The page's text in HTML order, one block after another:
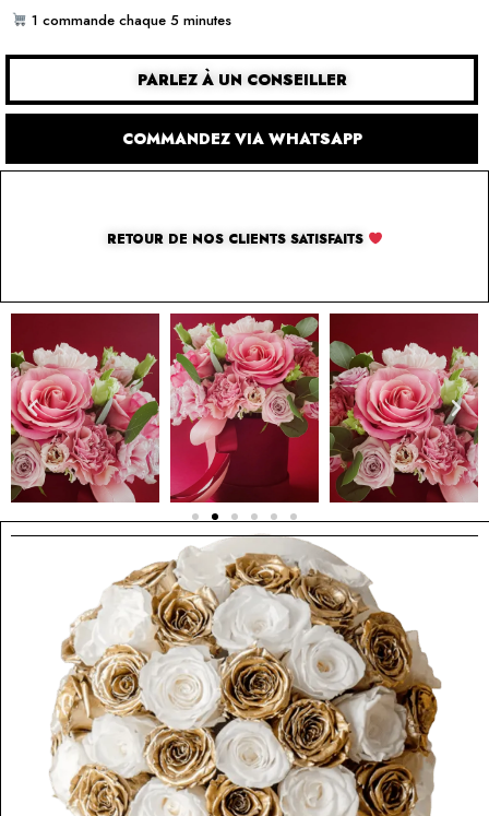
1 commande chaque 5 minutes
PARLEZ À UN CONSEILLER
COMMANDEZ VIA WHATSAPP
RETOUR DE NOS CLIENTS SATISFAITS